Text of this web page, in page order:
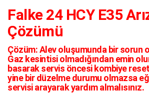
Falke 24 HCY E35
Çözümü
Çözüm:Alev oluşumunda bir sorun
Gaz kesintisi olmadığından emin
basarak servis öncesi kombiye reset
yine bir düzelme durumu olmazsa
servisi arayarak yardım almalısınız.